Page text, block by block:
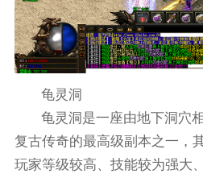
龟灵洞
龟灵洞是一座由地下洞穴
复古传奇的最高级副本之一，
玩家等级较高、技能较为强大